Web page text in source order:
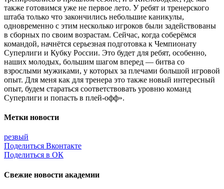
также готовимся уже не первое лето. У ребят и тренерского
штаба только что закончились небольшие каникулы,
одновременно с этим несколько игроков были задействованы
в сборных по своим возрастам. Сейчас, когда соберёмся
командой, начнётся серьезная подготовка к Чемпионату
Суперлиги и Кубку России. Это будет для ребят, особенно,
наших молодых, большим шагом вперед — битва со
взрослыми мужиками, у которых за плечами большой игровой
опыт. Для меня как для тренера это также новый интересный
опыт, будем стараться соответствовать уровню команд
Суперлиги и попасть в плей-офф».
Метки новости
резвый
Поделиться Вконтакте
Поделиться в ОК
Свежие новости академии